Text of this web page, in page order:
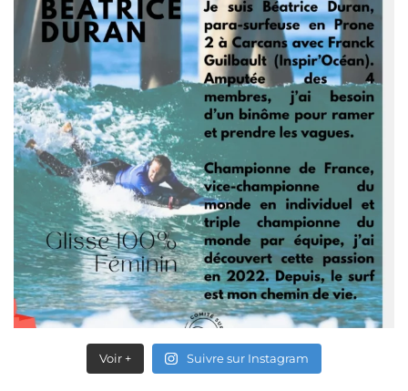
Voir + Suivre sur Instagram